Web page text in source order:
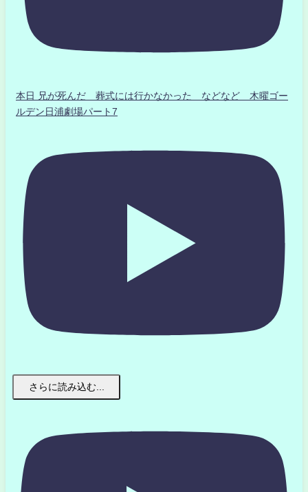
本日 兄が死んだ 葬式には行かなかった などなど 木曜ゴー
ルデン日浦劇場パート7
さらに読み込む...